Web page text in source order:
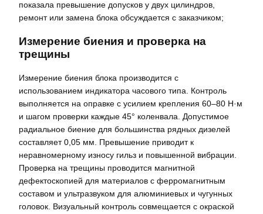
показала превышение допусков у двух цилиндров,
ремонт или замена блока обсуждается с заказчиком;
Измерение биения и проверка на
трещины
Измерение биения блока производится с
использованием индикатора часового типа. Контроль
выполняется на оправке с усилием крепления 60–80 Н·м
и шагом проверки каждые 45° коленвала. Допустимое
радиальное биение для большинства рядных дизелей
составляет 0,05 мм. Превышение приводит к
неравномерному износу гильз и повышенной вибрации.
Проверка на трещины проводится магнитной
дефектоскопией для материалов с ферромагнитным
составом и ультразвуком для алюминиевых и чугунных
головок. Визуальный контроль совмещается с окраской